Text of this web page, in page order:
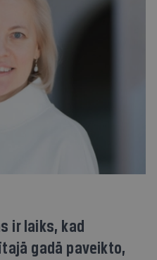
ir laiks, kad
gadā paveikto,